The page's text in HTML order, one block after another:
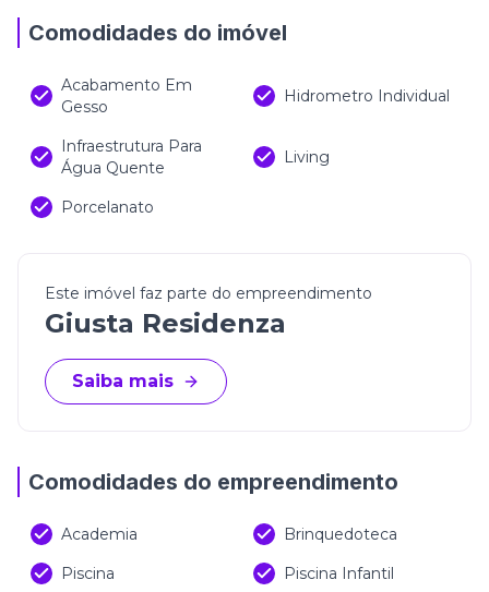
Comodidades do imóvel
Acabamento Em
Gesso
Hidrometro Individual
Infraestrutura Para
Água Quente
Living
Porcelanato
Este imóvel faz parte do empreendimento
Giusta Residenza
Saiba mais
Comodidades do empreendimento
Academia
Brinquedoteca
Piscina
Piscina Infantil